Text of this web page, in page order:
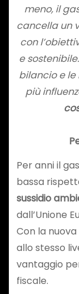
meno, il
cancella un
con
e
bilancio e le
più
Per anni il
bassa
sussidio
dall’Unione
Con la
allo stesso
vantaggio
fiscale.